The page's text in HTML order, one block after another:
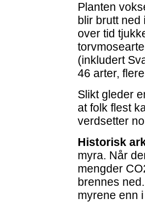
Planten
blir brutt ned
over tid
(inkludert
46 arter,
Slikt gleder
at folk flest
verdsetter
Historisk
myra. Når
mengder
brennes
myrene enn